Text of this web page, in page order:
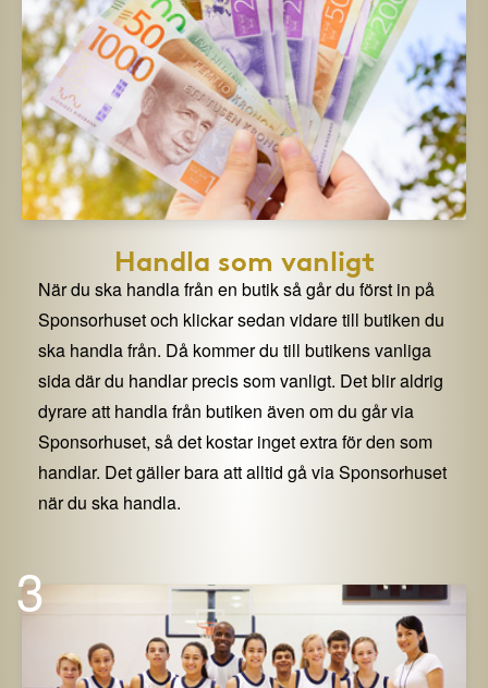
Handla som vanligt
När du ska handla från en butik så går du först in på
Sponsorhuset och klickar sedan vidare till butiken du
ska handla från. Då kommer du till butikens vanliga
sida där du handlar precis som vanligt. Det blir aldrig
dyrare att handla från butiken även om du går via
Sponsorhuset, så det kostar inget extra för den som
handlar. Det gäller bara att alltid gå via Sponsorhuset
när du ska handla.
3